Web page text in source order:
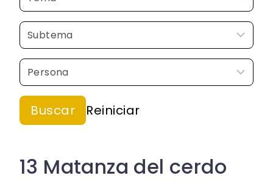
13 Matanza del cerdo